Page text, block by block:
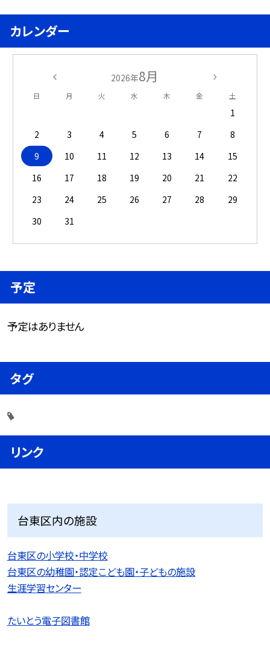
カレンダー
2026年8月
日 月 火 水 木 金 土
1
2
3 4 5 6 7
8
9
10 11 12 13 14
15
16
17 18 19 20 21
22
23
24 25 26 27 28
29
30
31
予定
予定はありません
タグ
リンク
台東区内の施設
台東区の小学校・中学校
台東区の幼稚園・認定こども園・子どもの施設
生涯学習センター
たいとう電子図書館